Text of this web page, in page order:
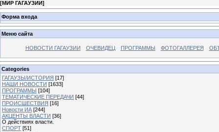
[МИР ГАГАУЗИИ]
Форма входа
Меню сайта
НОВОСТИ ГАГАУЗИИ ОЧЕВИДЕЦ ПРОГРАММЫ ФОТОГАЛЛЕРЕЯ
Categories
ГАГАУЗЫ/ИСТОРИЯ [17]
НАШИ НОВОСТИ [1633]
ПРОГРАММЫ [104]
ТЕМАТИЧЕСКИЕ ПЕРЕДАЧИ [44]
ПРОИСШЕСТВИЯ [16]
Новости ИА [244]
АКЦЕНТЫ ВЛАСТИ [36]
О действиях власти.
СПОРТ [51]